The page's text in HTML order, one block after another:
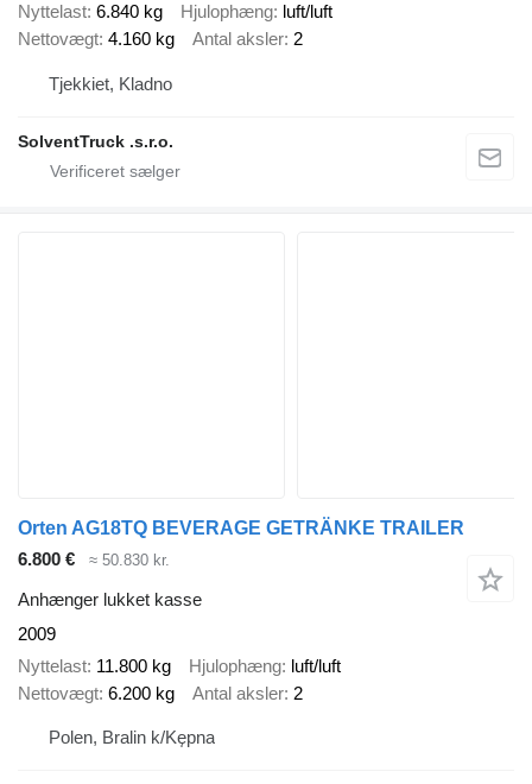
Nyttelast 6.840 kg Hjulophæng luft/luft
Nettovægt 4.160 kg Antal aksler 2
Tjekkiet, Kladno
SolventTruck .s.r.o.
Orten AG18TQ BEVERAGE GETRÄNKE TRAILER
6.800 €
≈ 50.830 kr.
Anhænger lukket kasse
2009
Nyttelast 11.800 kg Hjulophæng luft/luft
Nettovægt 6.200 kg Antal aksler 2
Polen, Bralin k/Kępna